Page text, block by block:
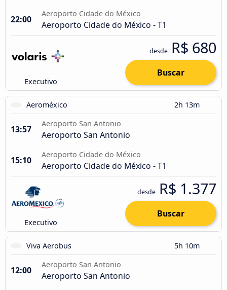
22:00
Aeroporto Cidade do México
Aeroporto Cidade do México - T1
Executivo
desde R$ 680
Buscar
Aeroméxico 2h 13m
13:57
Aeroporto San Antonio
Aeroporto San Antonio
15:10
Aeroporto Cidade do México
Aeroporto Cidade do México - T1
Executivo
desde R$ 1.377
Buscar
Viva Aerobus 5h 10m
12:00
Aeroporto San Antonio
Aeroporto San Antonio